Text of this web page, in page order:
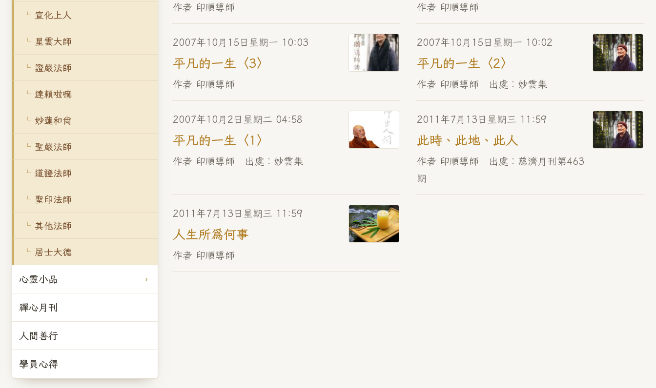
宣化上人
星雲大師
證嚴法師
達賴啦嘛
妙蓮和尚
聖嚴法師
道證法師
聖印法師
其他法師
居士大德
心靈小品
禪心月刊
人間善行
學員心得
作者 印順導師 作者 印順導師
2007年10月15日星期一 10:03
平凡的一生〈3〉
作者 印順導師
2007年10月15日星期一 10:02
平凡的一生〈2〉
作者 印順導師 出處︰妙雲集
2007年10月2日星期二 04:58
平凡的一生〈1〉
作者 印順導師 出處︰妙雲集
2011年7月13日星期三 11:59
此時、此地、此人
作者 印順導師 出處︰慈濟月刊第463
期
2011年7月13日星期三 11:59
人生所為何事
作者 印順導師